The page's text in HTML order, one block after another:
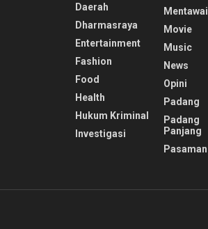
Daerah
Dharmasraya
Entertainment
Fashion
Food
Health
Hukum Kriminal
Investigasi
Mentawai
Movie
Music
News
Opini
Padang
Padang
Panjang
Pasaman